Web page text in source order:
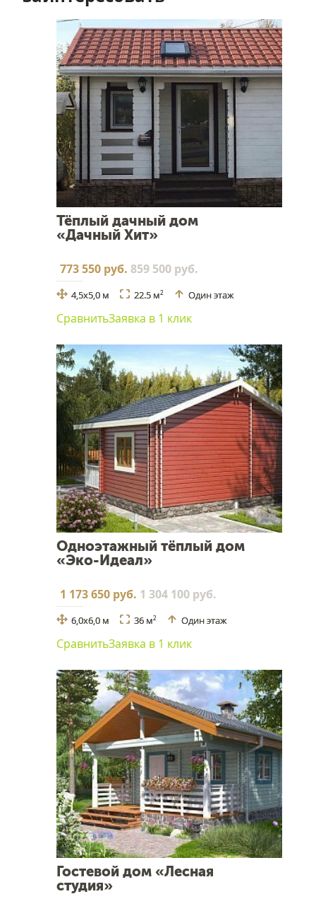
Тёплый дачный дом
«Дачный Хит»
773 550 руб. 859 500 руб.
4,5х5,0 м 22.5 м2 Один этаж
СравнитьЗаявка в 1 клик
Одноэтажный тёплый дом
«Эко-Идеал»
1 173 650 руб. 1 304 100 руб.
6,0х6,0 м 36 м2 Один этаж
СравнитьЗаявка в 1 клик
Гостевой дом «Лесная
студия»